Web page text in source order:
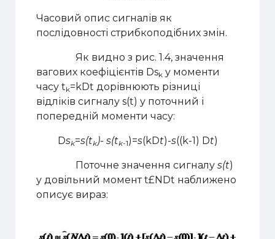
Часовий опис сигналів як
послідовності стрибкоподібних змін.
Як видно з рис. 1.4, значення
вагових коефіцієнтів Dsk у моменти
часу tk=kDt дорівнюють різниці
відліків сигналу s(t) у поточний і
попередній моменти часу:
Dsk=s(tk)- s(tk-1)=s(kDt)-s((k-1) Dt)
Поточне значення сигналуs(t)
у довільний момент t£NDt наближено
описує вираз: